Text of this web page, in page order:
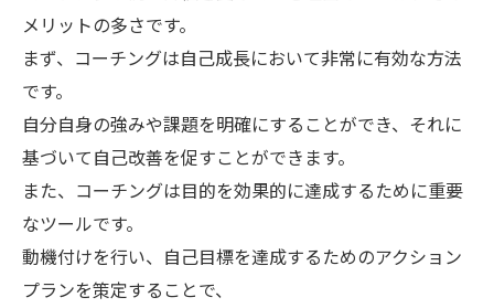
メリットの多さです。
まず、コーチングは自己成長において非常に有効な方法
です。
自分自身の強みや課題を明確にすることができ、それに
基づいて自己改善を促すことができます。
また、コーチングは目的を効果的に達成するために重要
なツールです。
動機付けを行い、自己目標を達成するためのアクション
プランを策定することで、